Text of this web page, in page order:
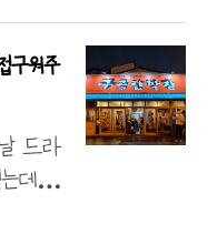
나가
앉
. 짠!!
20~2
나왔
고 싶
고 작
식사
. 지금
어요. 1
업시
구워주
드라
데요.
나오